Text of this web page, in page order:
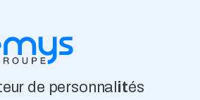
de personnal ités